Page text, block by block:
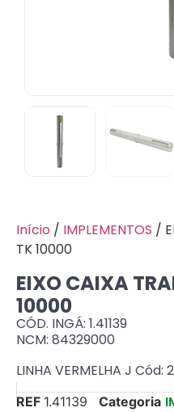
Início / IMPLEMENTOS /
TK 10000
EIXO CAIXA
10000
CÓD. INGÁ: 1.41139
NCM: 84329000
LINHA VERMELHA J Cód:
REF 1.41139 Categoria